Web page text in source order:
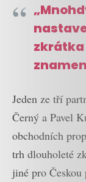
zkrátka
Jeden ze tří
Černý a Pavel
obchodních
trh dlouholeté
jiné pro